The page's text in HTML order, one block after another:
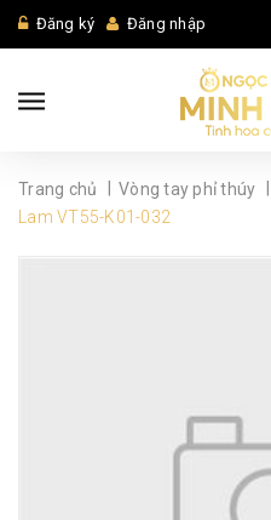
Đăng ký Đăng nhập
Trang chủ Vòng tay phỉ thúy
Lam VT55-K01-032